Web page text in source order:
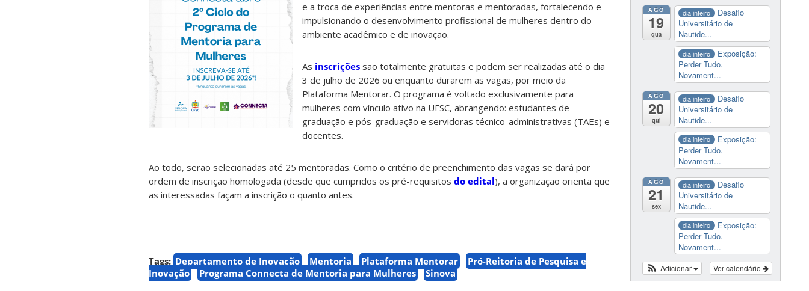
e a troca de experiências entre mentoras e mentoradas, fortalecendo e
impulsionando o desenvolvimento profissional de mulheres dentro do
ambiente acadêmico e de inovação.
As inscrições são totalmente gratuitas e podem ser realizadas até o dia
3 de julho de 2026 ou enquanto durarem as vagas, por meio da
Plataforma Mentorar. O programa é voltado exclusivamente para
mulheres com vínculo ativo na UFSC, abrangendo: estudantes de
graduação e pós-graduação e servidoras técnico-administrativas (TAEs) e
docentes.
Ao todo, serão selecionadas até 25 mentoradas. Como o critério de preenchimento das vagas se dará por
ordem de inscrição homologada (desde que cumpridos os pré-requisitos do edital), a organização orienta que
as interessadas façam a inscrição o quanto antes.
Tags: Departamento de Inovação Mentoria Plataforma Mentorar
Pró-Reitoria de Pesquisa e
Inovação
Programa Connecta de Mentoria para Mulheres Sinova
AGO
19
qua
dia inteiro
Desafio
Universitário de
Nautide...
dia inteiro
Exposição:
Perder Tudo.
Novament...
AGO
20
qui
dia inteiro
Desafio
Universitário de
Nautide...
dia inteiro
Exposição:
Perder Tudo.
Novament...
AGO
21
sex
dia inteiro
Desafio
Universitário de
Nautide...
dia inteiro
Exposição:
Perder Tudo.
Novament...
Ver calendário
Adicionar